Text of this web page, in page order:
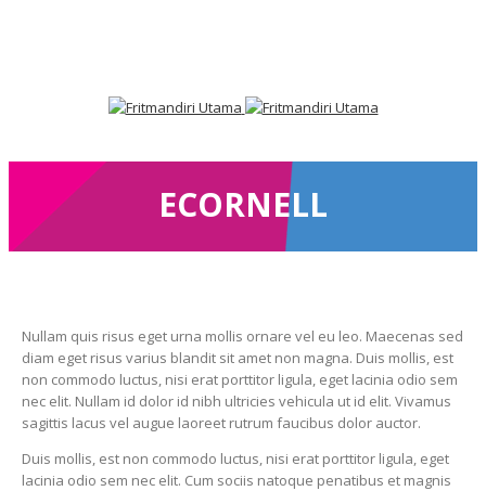
ECORNELL
Nullam quis risus eget urna mollis ornare vel eu leo. Maecenas sed
diam eget risus varius blandit sit amet non magna. Duis mollis, est
non commodo luctus, nisi erat porttitor ligula, eget lacinia odio sem
nec elit. Nullam id dolor id nibh ultricies vehicula ut id elit. Vivamus
sagittis lacus vel augue laoreet rutrum faucibus dolor auctor.
Duis mollis, est non commodo luctus, nisi erat porttitor ligula, eget
lacinia odio sem nec elit. Cum sociis natoque penatibus et magnis